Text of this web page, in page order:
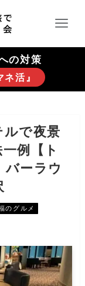
の対策
活』
で夜景
例【ト
バーラウ
のグルメ